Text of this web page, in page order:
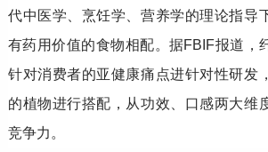
代中医学、烹饪学、营养学的理论指导
有药用价值的食物相配。据FBIF报道，
针对消费者的亚健康痛点进针对性研发
的植物进行搭配，从功效、口感两大维
竞争力。